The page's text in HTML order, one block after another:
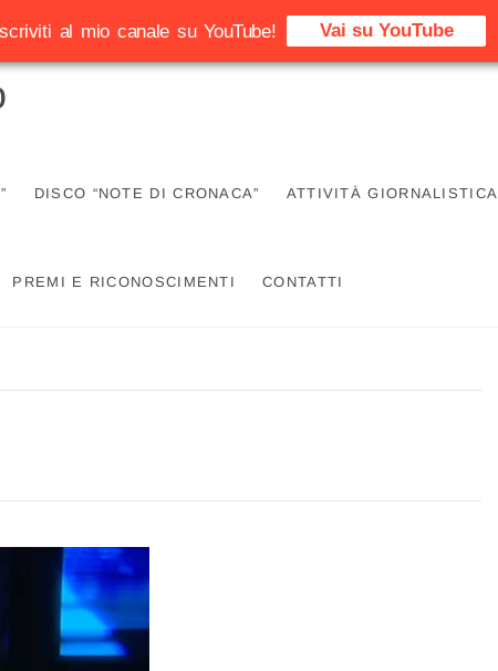
DISCO “NOTE DI CRONACA” ATTIVITÀ GIORNALISTICA
PREMI E RICONOSCIMENTI CONTATTI
al mio canale su YouTube! Vai su YouTube